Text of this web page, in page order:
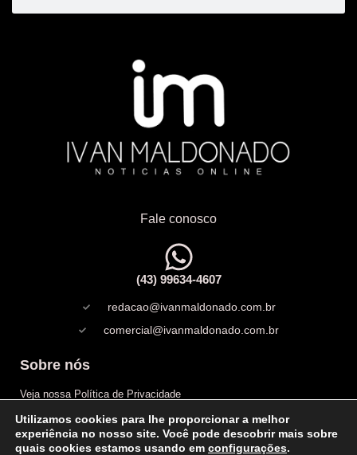
Fale conosco
(43) 99634-4607
redacao@ivanmaldonado.com.br
comercial@ivanmaldonado.com.br
Sobre nós
Veja nossa Política de Privacidade
Copyright
Expediente
Utilizamos cookies para lhe proporcionar a melhor
experiência no nosso site. Você pode descobrir mais sobre
quais cookies estamos usando em configurações.